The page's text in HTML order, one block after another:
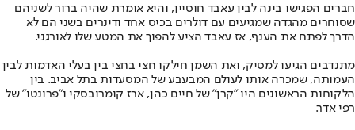
חברים הפגישו בינה לבין עאבד חוסיין, והיא אומרת שהיה ברור לשניהם
שסוחרים מהגדה שמגיעים עם דולרים בכיס אחד ודינרים בשני הם לא
הדרך לפתח את הענף, אז עאבד הציע להפוך את המטע שלו לאורגני.
מתנדבים הגיעו למסיק, ואת השמן חילקו חצי בחצי בין בעלי האדמות לבין
העמותה, שמכרה אותו לעולם המבעבע של המסעדות בתל אביב. בין
הלקוחות הראשונים היו "קרן" של חיים כהן, ארז קומרובסקי ו"פרונטו" של
רפי אדר.